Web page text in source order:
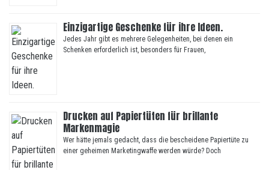
Einzigartige Geschenke für ihre Ideen.
Jedes Jahr gibt es mehrere Gelegenheiten, bei denen ein
Schenken erforderlich ist, besonders für Frauen,
Drucken auf Papiertüten für brillante
Markenmagie
Wer hätte jemals gedacht, dass die bescheidene Papiertüte zu
einer geheimen Marketingwaffe werden würde? Doch